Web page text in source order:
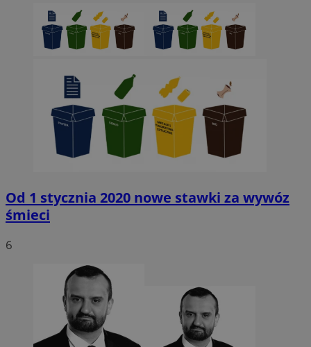
Od 1 stycznia 2020 nowe stawki za wywóz
śmieci
6